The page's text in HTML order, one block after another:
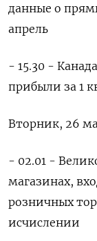
данные о
апрель
- 15.30 -
прибыли за 1
Вторник, 26
- 02.01 -
магазинах,
розничных
исчислении